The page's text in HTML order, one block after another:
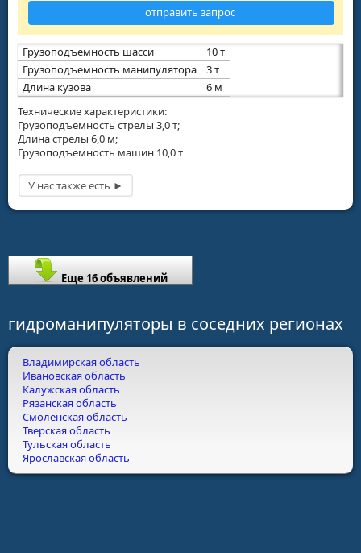
Грузоподъемность шасси
10 т
Грузоподъемность манипулятора
3 т
Длина кузова
6 м
Технические характеристики:
Грузоподъемность стрелы 3,0 т;
Длина стрелы 6,0 м;
Грузоподъемность машин 10,0 т
отправить запрос
Еще 16 объявлений
гидроманипуляторы в соседних регионах
Владимирская область
Ивановская область
Калужская область
Рязанская область
Смоленская область
Тверская область
Тульская область
Ярославская область